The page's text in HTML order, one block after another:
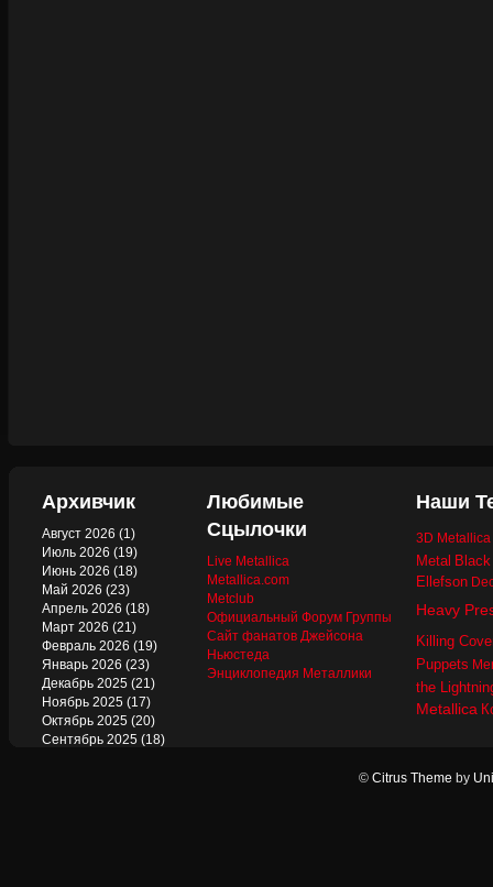
Архивчик
Август 2026 (1)
Июль 2026 (19)
Июнь 2026 (18)
Май 2026 (23)
Апрель 2026 (18)
Март 2026 (21)
Февраль 2026 (19)
Январь 2026 (23)
Декабрь 2025 (21)
Ноябрь 2025 (17)
Октябрь 2025 (20)
Сентябрь 2025 (18)
Любимые
Сцылочки
Live Metallica
Metallica.com
Metclub
Официальный Форум Группы
Сайт фанатов Джейсона
Ньюстеда
Энциклопедия Металлики
Наши
3D
Metal
Ellefson
Heavy
Killing
Puppets
the
Metallica
© Citrus Theme by